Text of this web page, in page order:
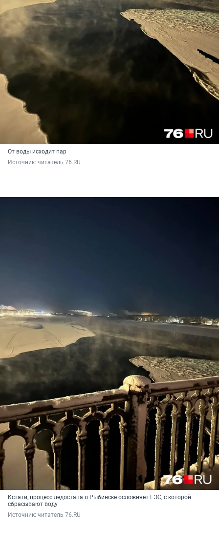
От воды исходит пар
Источник: читатель 76.RU
Кстати, процесс ледостава в Рыбинске осложняет ГЭС, с которой
сбрасывают воду
Источник: читатель 76.RU